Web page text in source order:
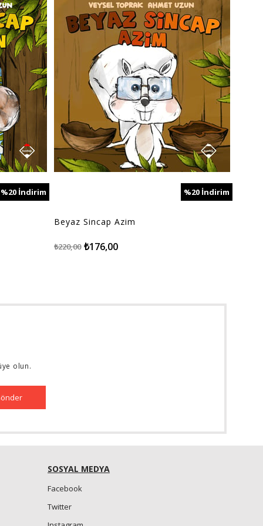
%20 İndirim
Beyaz Sincap Azim
₺176,00
₺220,00
%20 İndirim
olun.
SOSYAL MEDYA
Facebook
Twitter